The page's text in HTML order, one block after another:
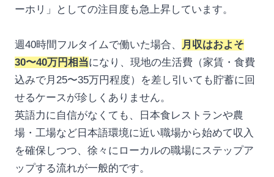
ーホリ」としての注目度も急上昇しています。
週40時間フルタイムで働いた場合、
月収はおよそ
30〜40万円相当になり、現地の生活費（家賃・食費
込みで月25〜35万円程度）を差し引いても貯蓄に回
せるケースが珍しくありません。
英語力に自信がなくても、日本食レストランや農
場・工場など日本語環境に近い職場から始めて収入
を確保しつつ、徐々にローカルの職場にステップア
ップする流れが一般的です。